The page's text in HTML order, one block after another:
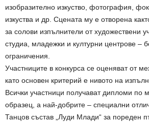
изобразително изкуство, фотография,
изкуства и др. Сцената му е отворена
за солови изпълнители от художествени
студиа, младежки и културни центрове –
ограничения.
Участниците в конкурса се оценяват от
като основен критерий е нивото на
Всички участници получават дипломи по
образец, а най-добрите – специални
Танцов състав „Луди Млади“ за пореден